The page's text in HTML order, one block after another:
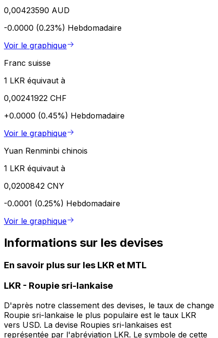
0,00423590 AUD
-0.0000 (0.23%) Hebdomadaire
Voir le graphique
Franc suisse
1 LKR équivaut à
0,00241922 CHF
+0.0000 (0.45%) Hebdomadaire
Voir le graphique
Yuan Renminbi chinois
1 LKR équivaut à
0,0200842 CNY
-0.0001 (0.25%) Hebdomadaire
Voir le graphique
Informations sur les devises
En savoir plus sur les LKR et MTL
LKR - Roupie sri-lankaise
D'après notre classement des devises, le taux de change
Roupie sri-lankaise le plus populaire est le taux LKR
vers USD. La devise Roupies sri-lankaises est
représentée par l'abréviation LKR. Le symbole de cette